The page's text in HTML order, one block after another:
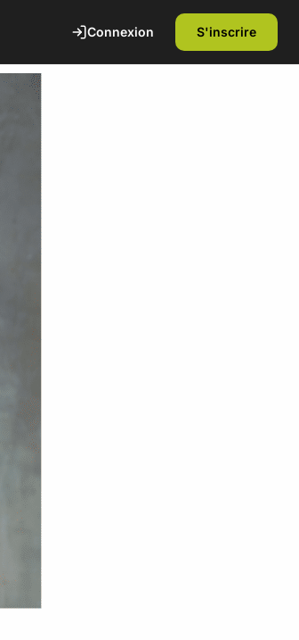
1ère séance offerte
Découvrez nos installations et rencontrez
nos coachs diplômés d'état. Sans
Connexion S'inscrire